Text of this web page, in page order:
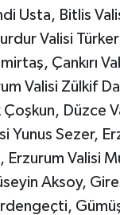
Usta, Bitlis
Valisi
Çankırı
Valisi Zülkif
Düzce
Yunus Sezer,
Erzurum Valisi
Aksoy,